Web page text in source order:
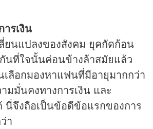
รเงิน
ยนแปลงของสังคม ยุคกัดก้อน
นที่ใจนั้นค่อนข้างล้าสมัยแล้ว
เลือกมองหาแฟนที่มีอายุมากกว่า
มั่นคงทางการเงิน และ
นี่จึงถือเป็นข้อดีข้อแรกของการ
า